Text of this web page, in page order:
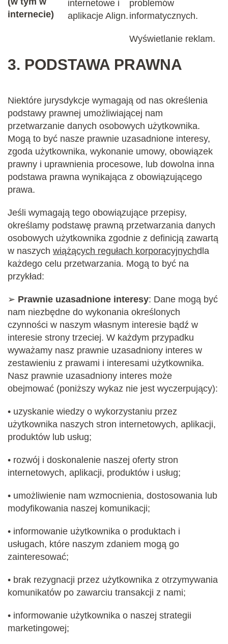
internecie)
internetowe i
aplikacje Align.
problemów
informatycznych.
Wyświetlanie reklam.
3. PODSTAWA PRAWNA
Niektóre jurysdykcje wymagają od nas określenia
podstawy prawnej umożliwiającej nam
przetwarzanie danych osobowych użytkownika.
Mogą to być nasze prawnie uzasadnione interesy,
zgoda użytkownika, wykonanie umowy, obowiązek
prawny i uprawnienia procesowe, lub dowolna inna
podstawa prawna wynikająca z obowiązującego
prawa.
Jeśli wymagają tego obowiązujące przepisy,
określamy podstawę prawną przetwarzania danych
osobowych użytkownika zgodnie z definicją zawartą
w naszych wiążących regułach korporacyjnychdla
każdego celu przetwarzania. Mogą to być na
przykład:
➢ Prawnie uzasadnione interesy: Dane mogą być
nam niezbędne do wykonania określonych
czynności w naszym własnym interesie bądź w
interesie strony trzeciej. W każdym przypadku
wyważamy nasz prawnie uzasadniony interes w
zestawieniu z prawami i interesami użytkownika.
Nasz prawnie uzasadniony interes może
obejmować (poniższy wykaz nie jest wyczerpujący):
• uzyskanie wiedzy o wykorzystaniu przez
użytkownika naszych stron internetowych, aplikacji,
produktów lub usług;
• rozwój i doskonalenie naszej oferty stron
internetowych, aplikacji, produktów i usług;
• umożliwienie nam wzmocnienia, dostosowania lub
modyfikowania naszej komunikacji;
• informowanie użytkownika o produktach i
usługach, które naszym zdaniem mogą go
zainteresować;
• brak rezygnacji przez użytkownika z otrzymywania
komunikatów po zawarciu transakcji z nami;
• informowanie użytkownika o naszej strategii
marketingowej;